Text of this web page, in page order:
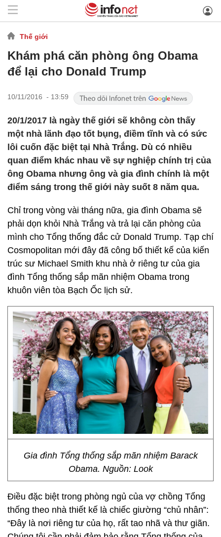
Thế giới
Khám phá căn phòng ông Obama
để lại cho Donald Trump
10/11/2016 - 13:59
20/1/2017 là ngày thế giới sẽ không còn thấy
một nhà lãnh đạo tốt bụng, điềm tĩnh và có sức
lôi cuốn đặc biệt tại Nhà Trắng. Dù có nhiều
quan điểm khác nhau về sự nghiệp chính trị của
ông Obama nhưng ông và gia đình chính là một
điểm sáng trong thế giới này suốt 8 năm qua.
Chỉ trong vòng vài tháng nữa, gia đình Obama sẽ
phải dọn khỏi Nhà Trắng và trả lại căn phòng của
mình cho Tổng thống đắc cử Donald Trump. Tạp chí
Cosmopolitan mới đây đã công bố thiết kế của kiến
trúc sư Michael Smith khu nhà ở riêng tư của gia
đình Tổng thống sắp mãn nhiệm Obama trong
khuôn viên tòa Bạch Ốc lịch sử.
Gia đình Tổng thống sắp mãn nhiệm Barack
Obama. Nguồn: Look
Điều đặc biệt trong phòng ngủ của vợ chồng Tổng
thống theo nhà thiết kế là chiếc giường “chủ nhân”:
“Đây là nơi riêng tư của họ, rất tao nhã và thư giãn.